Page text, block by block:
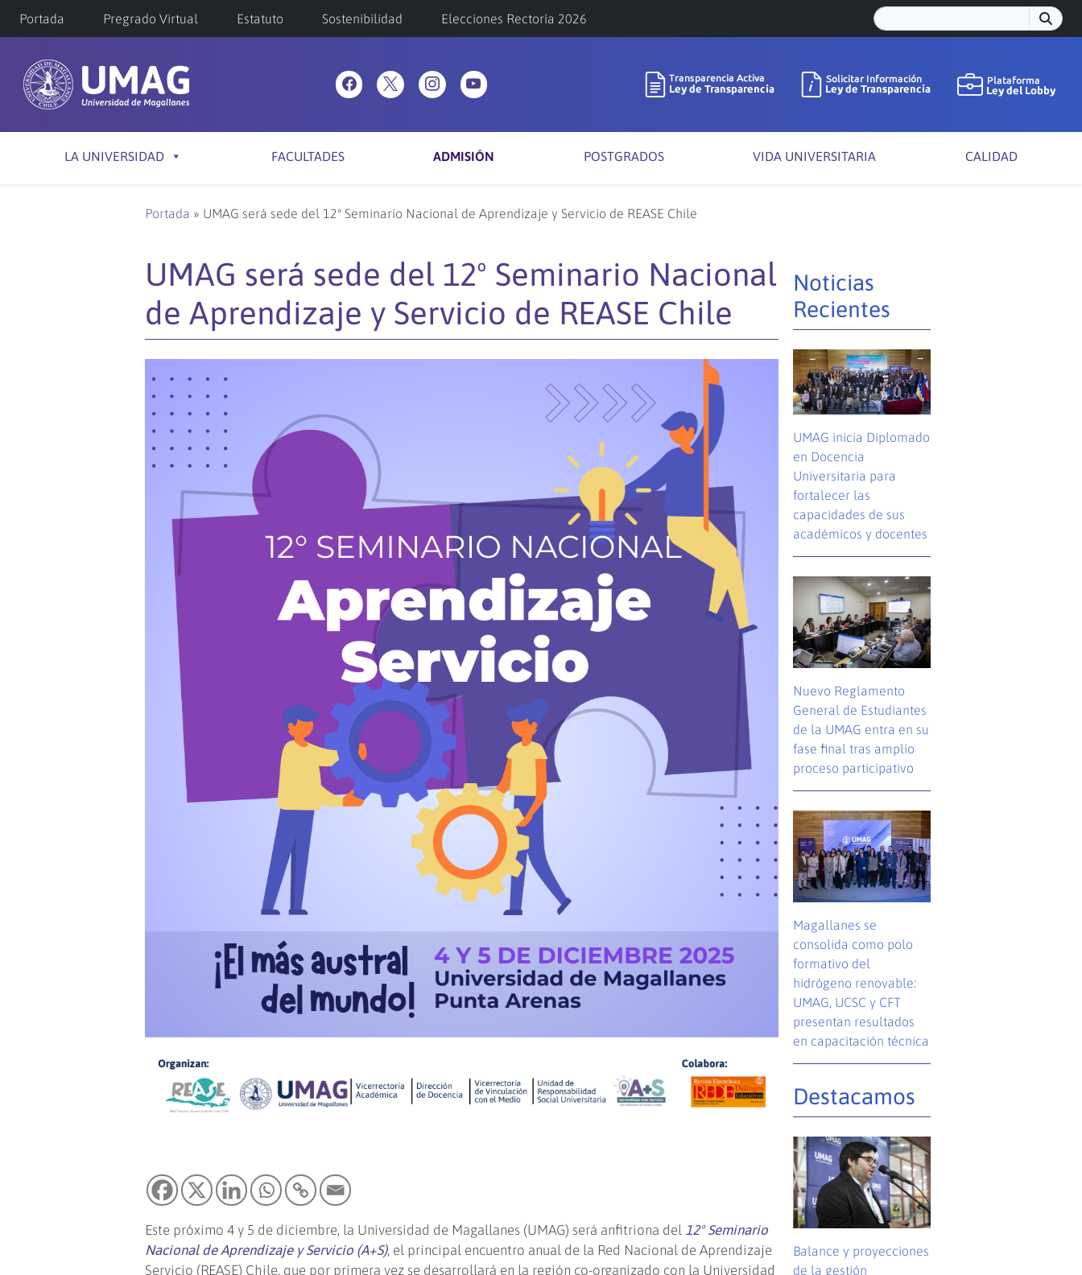
Portada Pregrado Virtual Estatuto Sostenibilidad Elecciones Rectoría 2026
LA UNIVERSIDAD FACULTADES ADMISIÓN POSTGRADOS VIDA UNIVERSITARIA CALIDAD
Portada » UMAG será sede del 12º Seminario Nacional de Aprendizaje y Servicio de REASE Chile
UMAG será sede del 12º Seminario Nacional
de Aprendizaje y Servicio de REASE Chile
Este próximo 4 y 5 de diciembre, la Universidad de Magallanes (UMAG) será anfitriona del 12º Seminario
Nacional de Aprendizaje y Servicio (A+S), el principal encuentro anual de la Red Nacional de Aprendizaje
Servicio (REASE) Chile, que por primera vez se desarrollará en la región co-organizado con la Universidad
Noticias
Recientes
UMAG inicia Diplomado
en Docencia
Universitaria para
fortalecer las
capacidades de sus
académicos y docentes
Nuevo Reglamento
General de Estudiantes
de la UMAG entra en su
fase final tras amplio
proceso participativo
Magallanes se
consolida como polo
formativo del
hidrógeno renovable:
UMAG, UCSC y CFT
presentan resultados
en capacitación técnica
Destacamos
Balance y proyecciones
de la gestión